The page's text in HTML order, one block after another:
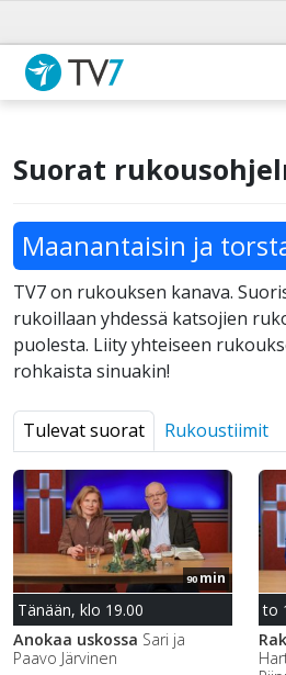
Suorat
Maanantaisin ja
TV7 on rukouksen kanava.
rukoillaan yhdessä katsojien
puolesta. Liity yhteiseen
rohkaista sinuakin!
Tulevat suorat Rukoustiimit
90min
Tänään, klo 19.00
Anokaa uskossa Sari ja
Paavo Järvinen
to